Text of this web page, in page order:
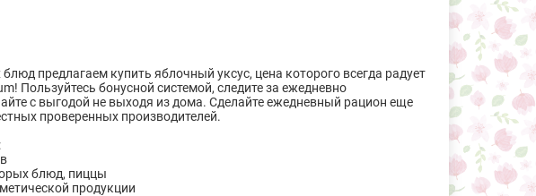
предлагаем купить яблочный уксус, цена которого всегда радует
Пользуйтесь бонусной системой, следите за ежедневно
с выгодой не выходя из дома. Сделайте ежедневный рацион еще
проверенных производителей.
блюд, пиццы
продукции